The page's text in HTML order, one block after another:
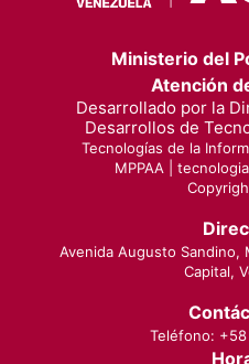
Ministerio del
Atención
Desarrollado por la
Desarrollos de
Tecnologías de la
MPPAA |
Avenida Augusto Sandino,
Capital,
Teléfono: